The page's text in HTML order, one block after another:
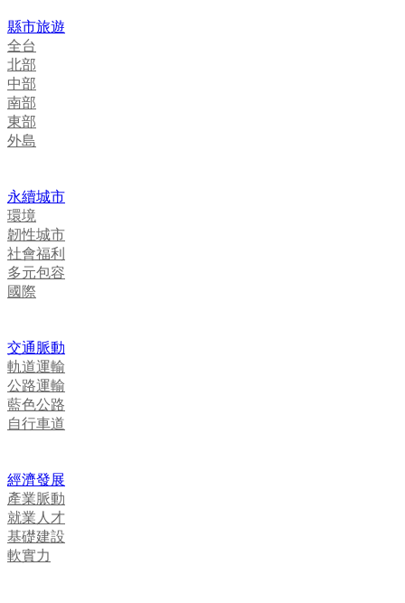
縣市旅遊
全台
北部
中部
南部
東部
外島
永續城市
環境
韌性城市
社會福利
多元包容
國際
交通脈動
軌道運輸
公路運輸
藍色公路
自行車道
經濟發展
產業脈動
就業人才
基礎建設
軟實力